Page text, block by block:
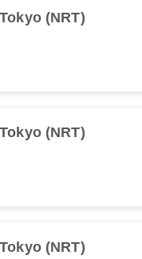
Tokyo (NRT)
Tokyo (NRT)
Tokyo (NRT)